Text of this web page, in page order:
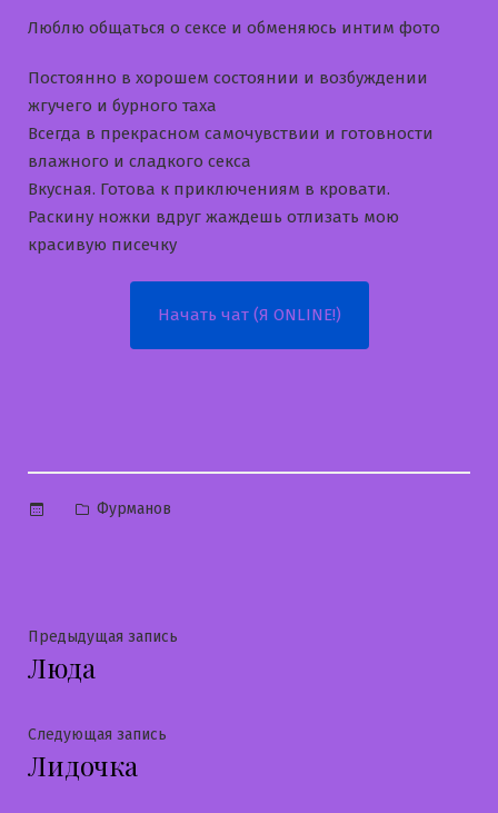
Люблю общаться о сексе и обменяюсь интим фото
Постоянно в хорошем состоянии и возбуждении
жгучего и бурного таха
Всегда в прекрасном самочувствии и готовности
влажного и сладкого секса
Вкусная. Готова к приключениям в кровати.
Раскину ножки вдруг жаждешь отлизать мою
красивую писечку
Начать чат (Я ONLINE!)
Опубликовано
Фурманов
Навигация
по
записям
Предыдущая запись
Люда
Следующая запись
Лидочка